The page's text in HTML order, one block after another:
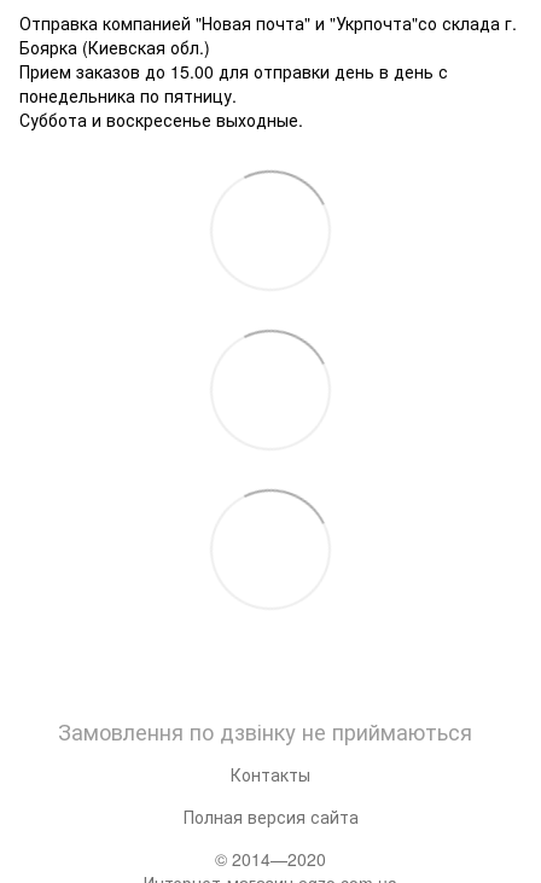
Отправка компанией "Новая почта" и "Укрпочта"со склада г.
Боярка (Киевская обл.)
Прием заказов до 15.00 для отправки день в день с
понедельника по пятницу.
Суббота и воскресенье выходные.
Замовлення по дзвінку не приймаються
Контакты
Полная версия сайта
© 2014—2020